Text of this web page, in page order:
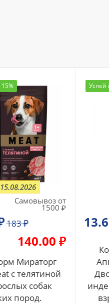
183₽
Самовывоз от
1500 ₽
140.00 ₽
Мираторг
с телятиной
собак
пород.
Успей